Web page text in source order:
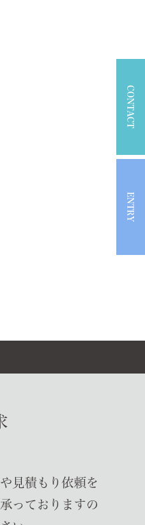
CONTACT
ENTRY
見積もり依頼を
っておりますの